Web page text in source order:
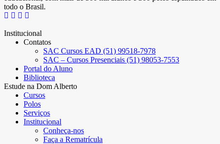
todo o Brasil.
Institucional
Contatos
SAC Cursos EAD (51) 99518-7978
SAC – Cursos Presenciais (51) 98053-7553
Portal do Aluno
Biblioteca
Estude na Dom Alberto
Cursos
Polos
Serviços
Institucional
Conheça-nos
Faça a Rematrícula